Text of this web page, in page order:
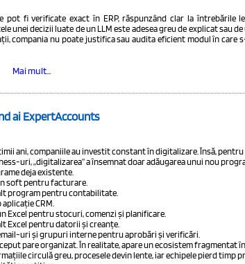
pot fi verificate exact în ERP, răspunzând clar la întrebările
unei decizii luate de un LLM este adesea greu de explicat sau
compania nu poate justifica sau audita eficient modul în care
Mai mult...
ai ExpertAccounts
ani, companiile au investit constant în digitalizare. Însă,
uri, „digitalizarea” a însemnat doar adăugarea unui nou
deja existente.
soft pentru facturare.
program pentru contabilitate.
CRM.
Excel pentru stocuri, comenzi și planificare.
Excel pentru datorii și creanțe.
uri și grupuri interne pentru aprobări și verificări.
pare organizat. În realitate, apare un ecosistem fragmentat
circulă greu, procesele devin lente, iar echipele pierd timp